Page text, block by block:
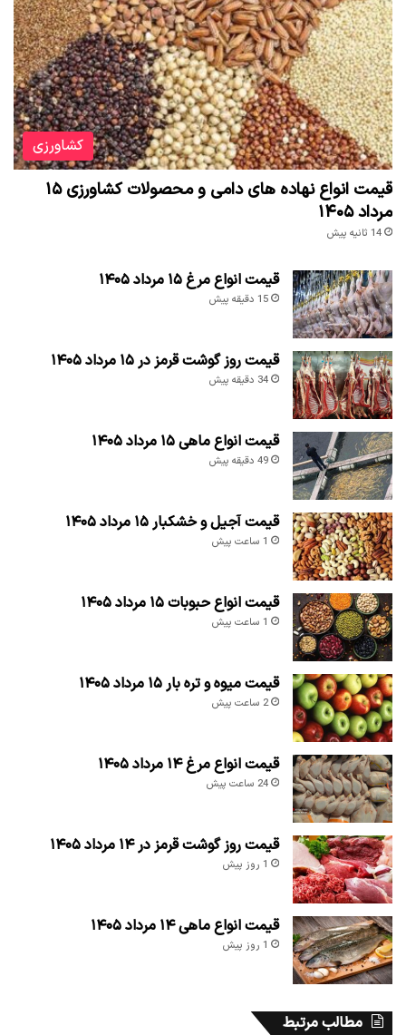
کشاورزی
قیمت انواع نهاده های دامی و محصولات کشاورزی ۱۵
مرداد ۱۴۰۵
14 ثانیه پیش
قیمت انواع مرغ ۱۵ مرداد ۱۴۰۵
15 دقیقه پیش
قیمت روز گوشت قرمز در ۱۵ مرداد ۱۴۰۵
34 دقیقه پیش
قیمت انواع ماهی ۱۵ مرداد ۱۴۰۵
49 دقیقه پیش
قیمت آجیل و خشکبار ۱۵ مرداد ۱۴۰۵
1 ساعت پیش
قیمت انواع حبوبات ۱۵ مرداد ۱۴۰۵
1 ساعت پیش
قیمت میوه و تره بار ۱۵ مرداد ۱۴۰۵
2 ساعت پیش
قیمت انواع مرغ ۱۴ مرداد ۱۴۰۵
24 ساعت پیش
قیمت روز گوشت قرمز در ۱۴ مرداد ۱۴۰۵
1 روز پیش
قیمت انواع ماهی ۱۴ مرداد ۱۴۰۵
1 روز پیش
مطالب مرتبط